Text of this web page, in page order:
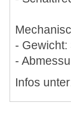
- Gewicht:
-
Infos